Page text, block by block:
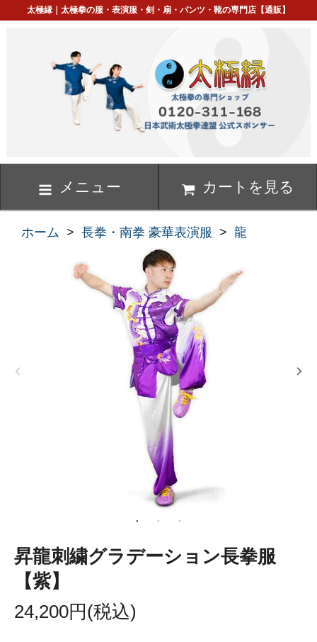
太極縁｜太極拳の服・表演服・剣・扇・パンツ・靴の専門店【通販】
メニュー カートを見る
ホーム > 長拳・南拳 豪華表演服 > 龍
昇龍刺繍グラデーション長拳服
【紫】
24,200円(税込)